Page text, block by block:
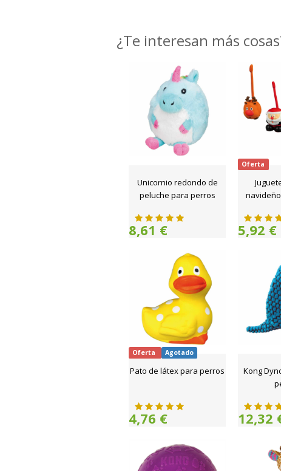
¿Te interesan más
Unicornio redondo de
peluche para perros
8,61 €
Oferta
5,92 €
Oferta Agotado
Pato de látex para perros
4,76 €
Kong
12,32